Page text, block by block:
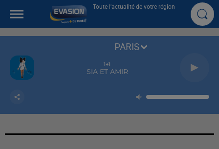
Toute l'actualité de votre région
1+1
SIA ET AMIR
PARIS